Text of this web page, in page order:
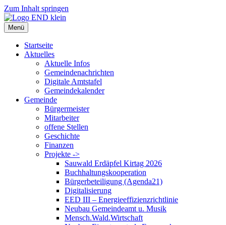
Zum Inhalt springen
Menü
Startseite
Aktuelles
Aktuelle Infos
Gemeindenachrichten
Digitale Amtstafel
Gemeindekalender
Gemeinde
Bürgermeister
Mitarbeiter
offene Stellen
Geschichte
Finanzen
Projekte ->
Sauwald Erdäpfel Kirtag 2026
Buchhaltungskooperation
Bürgerbeteiligung (Agenda21)
Digitalisierung
EED III – Energieeffizienzrichtlinie
Neubau Gemeindeamt u. Musik
Mensch.Wald.Wirtschaft